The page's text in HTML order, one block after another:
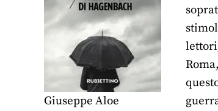
Giuseppe Aloe